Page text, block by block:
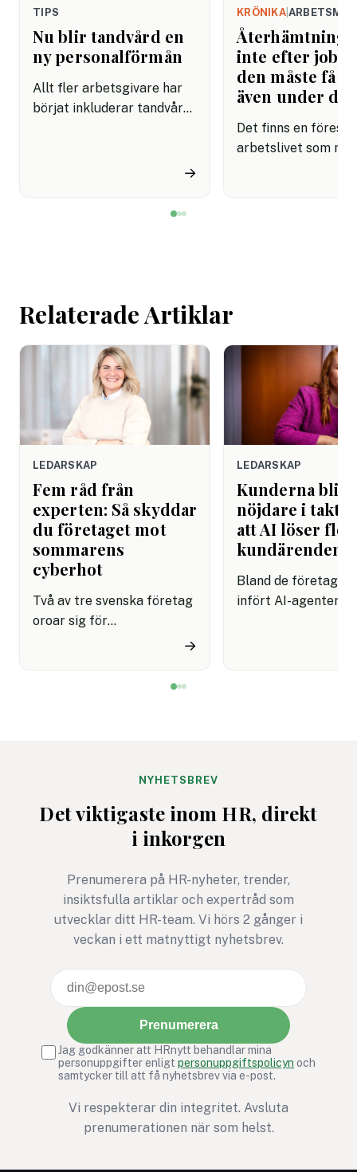
TIPS
Nu blir tandvård en
ny personalförmån
Allt fler arbetsgivare har
börjat inkluderar tandvård i
miljon svenskar uppger att
→
KRÖNIKA|
Återhämtning
inte efter
den måste få
även under
Det finns en
arbetslivet som
Relaterade Artiklar
LEDARSKAP
Fem råd från
experten: Så skyddar
du företaget mot
sommarens
cyberhot
Två av tre svenska företag
oroar sig för
innebär semestertider med
fem bästa tips för ett
säkrare sommarkontor.
→
LEDARSKAP
Kunderna blir
nöjdare i takt
att AI löser fler
kundärenden
Bland de företag
infört AI-agenter i
NYHETSBREV
Det viktigaste inom HR, direkt
i inkorgen
Prenumerera på HR-nyheter, trender,
insiktsfulla artiklar och expertråd som
utvecklar ditt HR-team. Vi hörs 2 gånger i
veckan i ett matnyttigt nyhetsbrev.
Prenumerera
Jag godkänner att HRnytt behandlar mina
personuppgifter enligt personuppgiftspolicyn och
samtycker till att få nyhetsbrev via e-post.
Vi respekterar din integritet. Avsluta
prenumerationen när som helst.